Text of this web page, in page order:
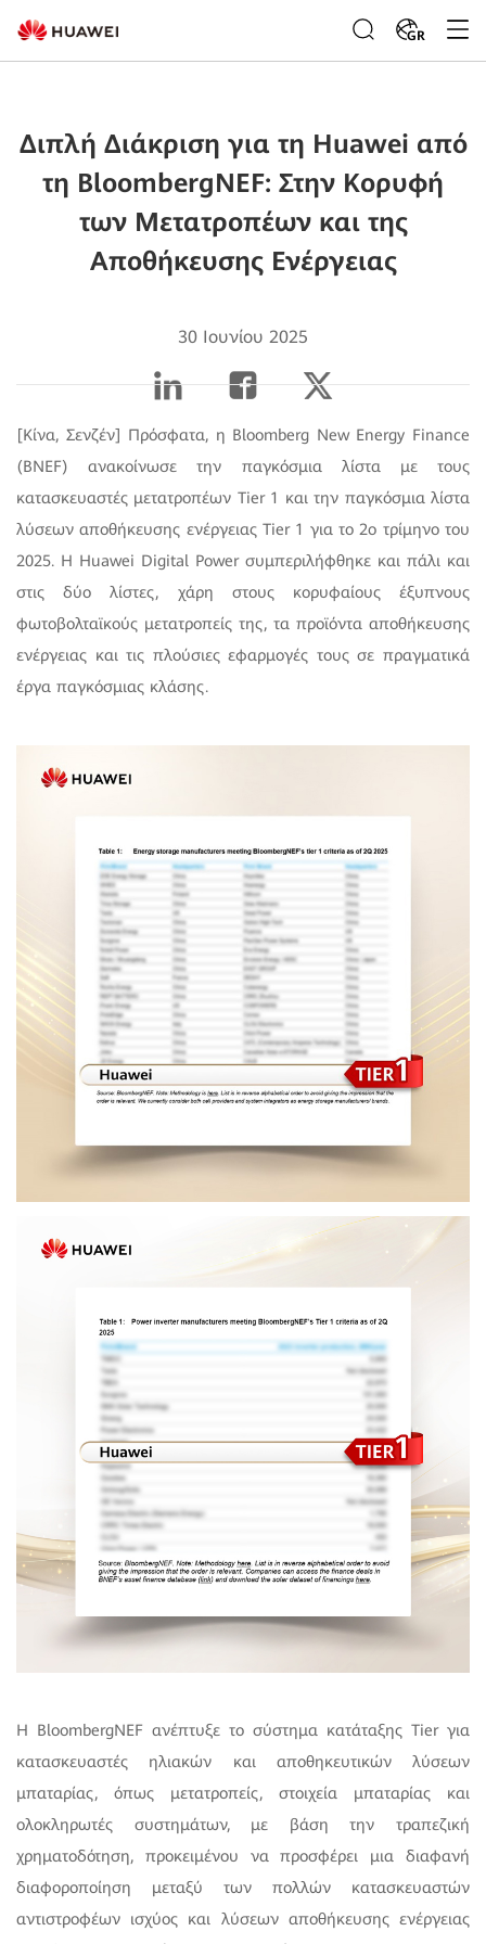
GR
Διπλή Διάκριση για τη Huawei από
τη BloombergNEF: Στην Κορυφή
των Μετατροπέων και της
Αποθήκευσης Ενέργειας
30 Ιουνίου 2025
[Κίνα, Σενζέν] Πρόσφατα, η Bloomberg New Energy Finance
(BNEF) ανακοίνωσε την παγκόσμια λίστα με τους
κατασκευαστές μετατροπέων Tier 1 και την παγκόσμια λίστα
λύσεων αποθήκευσης ενέργειας Tier 1 για το 2ο τρίμηνο του
2025. Η Huawei Digital Power συμπεριλήφθηκε και πάλι και
στις δύο λίστες, χάρη στους κορυφαίους έξυπνους
φωτοβολταϊκούς μετατροπείς της, τα προϊόντα αποθήκευσης
ενέργειας και τις πλούσιες εφαρμογές τους σε πραγματικά
έργα παγκόσμιας κλάσης.
Η BloombergNEF ανέπτυξε το σύστημα κατάταξης Tier για
κατασκευαστές ηλιακών και αποθηκευτικών λύσεων
μπαταρίας, όπως μετατροπείς, στοιχεία μπαταρίας και
ολοκληρωτές συστημάτων, με βάση την τραπεζική
χρηματοδότηση, προκειμένου να προσφέρει μια διαφανή
διαφοροποίηση μεταξύ των πολλών κατασκευαστών
αντιστροφέων ισχύος και λύσεων αποθήκευσης ενέργειας